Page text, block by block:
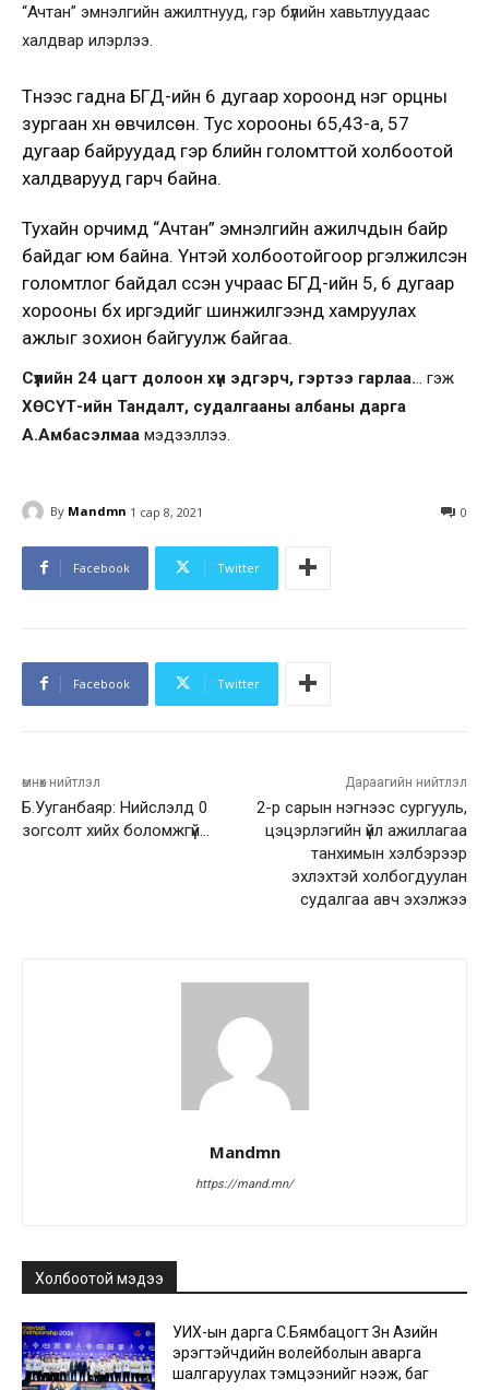
“Ачтан” эмнэлгийн ажилтнууд, гэр бүлийн хавьтлуудаас
халдвар илэрлээ.
Түүнээс гадна БГД-ийн 6 дугаар хороонд нэг орцны
зургаан хүн өвчилсөн. Тус хорооны 65,43-а, 57
дугаар байруудад гэр бүлийн голомттой холбоотой
халдварууд гарч байна.
Тухайн орчимд “Ачтан” эмнэлгийн ажилчдын байр
байдаг юм байна. Үүнтэй холбоотойгоор үргэлжилсэн
голомтлог байдал үүссэн учраас БГД-ийн 5, 6 дугаар
хорооны бүх иргэдийг шинжилгээнд хамруулах
ажлыг зохион байгуулж байгаа.
Сүүлийн 24 цагт долоон хүн эдгэрч, гэртээ гарлаа. .. гэж
ХӨСҮТ-ийн Тандалт, судалгааны албаны дарга
А.Амбасэлмаа мэдээллээ.
By Mandmn 1 сар 8, 2021 0
Facebook Twitter
Facebook Twitter
өмнөх нийтлэл
Б.Ууганбаяр: Нийслэлд 0
зогсолт хийх боломжгүй…
Дараагийн нийтлэл
2-р сарын нэгнээс сургууль,
цэцэрлэгийн үйл ажиллагаа
танхимын хэлбэрээр
эхлэхтэй холбогдуулан
судалгаа авч эхэлжээ
Mandmn
https://mand.mn/
Холбоотой мэдээ
УИХ-ын дарга С.Бямбацогт Зүүн Азийн
эрэгтэйчүүдийн волейболын аварга
шалгаруулах тэмцээнийг нээж, баг